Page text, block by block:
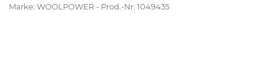
Marke: WOOLPOWER Prod.-Nr. 1049435